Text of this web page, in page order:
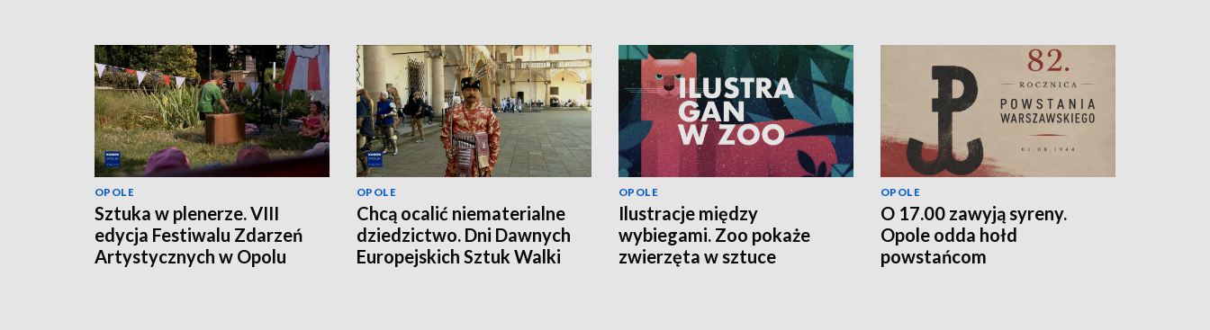
OPOLE
Sztuka w plenerze. VIII
edycja Festiwalu Zdarzeń
Artystycznych w Opolu
OPOLE
Chcą ocalić niematerialne
dziedzictwo. Dni Dawnych
Europejskich Sztuk Walki
OPOLE
Ilustracje między
wybiegami. Zoo pokaże
zwierzęta w sztuce
OPOLE
O 17.00 zawyją syreny.
Opole odda hołd
powstańcom